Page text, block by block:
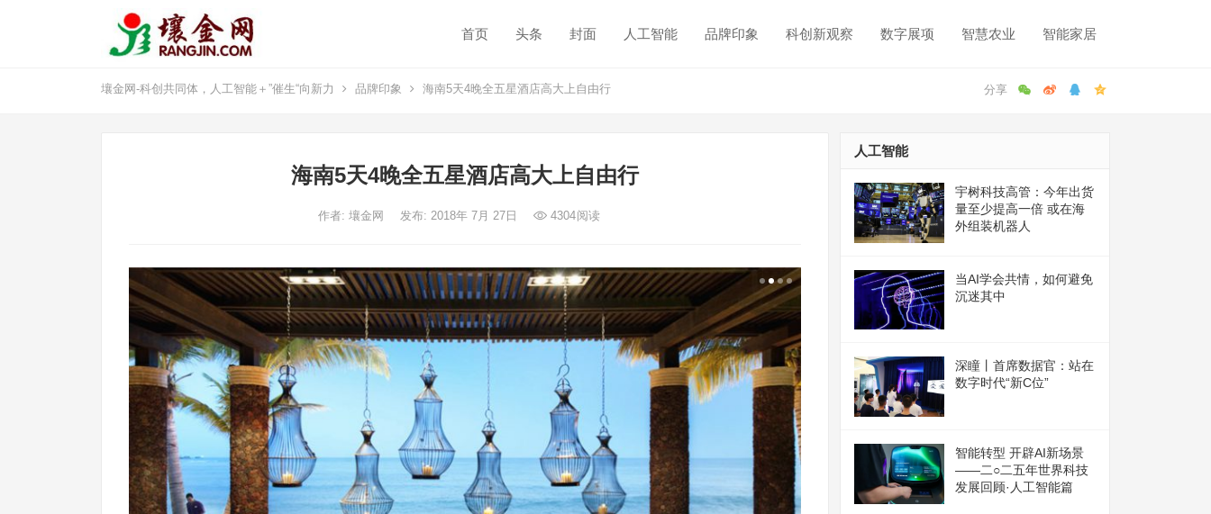
首页 头条 封面 人工智能 品牌印象 科创新观察 数字展项 智慧农业 智能家居
壤金网-科创共同体，人工智能＋”催生“向新力 品牌印象 海南5天4晚全五星酒店高大上自由行
海南5天4晚全五星酒店高大上自由行
作者: 壤金网 发布: 2018年 7月 27日 4304阅读
人工智能
宇树科技高管：今年出货
量至少提高一倍 或在海
外组装机器人
当AI学会共情，如何避免
沉迷其中
深瞳丨首席数据官：站在
数字时代“新C位”
智能转型 开辟AI新场景
——二○二五年世界科技
发展回顾·人工智能篇